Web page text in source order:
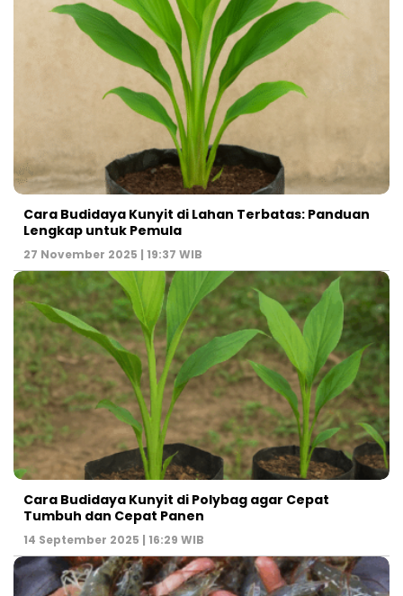
Cara Budidaya Kunyit di Lahan Terbatas: Panduan
Lengkap untuk Pemula
27 November 2025 | 19:37 WIB
Cara Budidaya Kunyit di Polybag agar Cepat
Tumbuh dan Cepat Panen
14 September 2025 | 16:29 WIB